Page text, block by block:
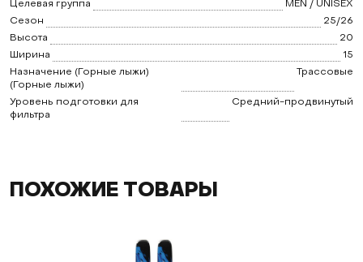
Целевая группа
MEN / UNISEX
Сезон
25/26
Высота
20
Ширина
15
Назначение (Горные лыжи)
(Горные лыжи)
Трассовые
Уровень подготовки для
фильтра
Средний-продвинутый
ПОХОЖИЕ ТОВАРЫ